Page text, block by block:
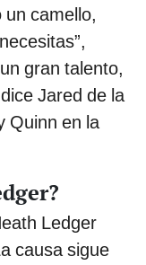
un camello,
gran talento,
Jared de la
Quinn en la
Ledger
causa sigue